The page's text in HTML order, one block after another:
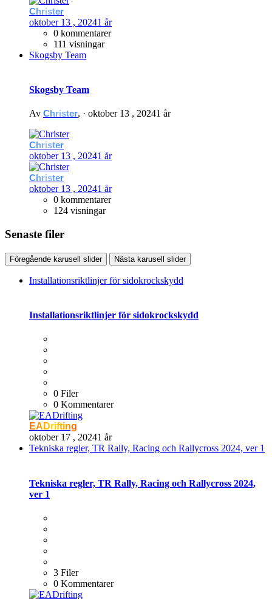
Christer
oktober 13 , 20241 år
0 kommentarer
111 visningar
Skogsby Team
Skogsby Team
Av Christer, · oktober 13 , 20241 år
Christer
oktober 13 , 20241 år
Christer
oktober 13 , 20241 år
0 kommentarer
124 visningar
Senaste filer
Föregående karusell slider Nästa karusell slider
Installationsriktlinjer för sidokrockskydd
Installationsriktlinjer för sidokrockskydd
0 Filer
0 Kommentarer
EADrifting
oktober 17 , 20241 år
Tekniska regler, TR Rally, Racing och Rallycross 2024, ver 1
Tekniska regler, TR Rally, Racing och Rallycross 2024,
ver 1
3 Filer
0 Kommentarer